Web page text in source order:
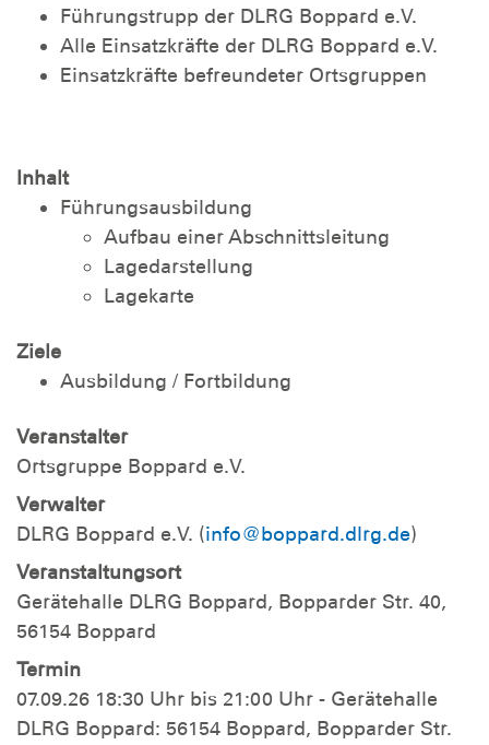
Führungstrupp der DLRG Boppard e.V.
Alle Einsatzkräfte der DLRG Boppard e.V.
Einsatzkräfte befreundeter Ortsgruppen
Inhalt
Führungsausbildung
Aufbau einer Abschnittsleitung
Lagedarstellung
Lagekarte
Ziele
Ausbildung / Fortbildung
Veranstalter
Ortsgruppe Boppard e.V.
Verwalter
DLRG Boppard e.V. (info@boppard.dlrg.de)
Veranstaltungsort
Gerätehalle DLRG Boppard, Bopparder Str. 40,
56154 Boppard
Termin
07.09.26 18:30 Uhr bis 21:00 Uhr - Gerätehalle
DLRG Boppard: 56154 Boppard, Bopparder Str.